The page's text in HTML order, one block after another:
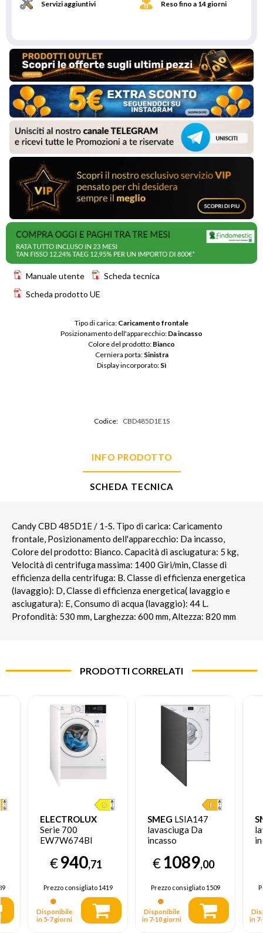
Servizi aggiuntivi Reso fino a 14 giorni
Manuale utente
Scheda tecnica
Scheda prodotto UE
Tipo di carica: Caricamento frontale
Posizionamento dell'apparecchio: Da incasso
Colore del prodotto: Bianco
Cerniera porta: Sinistra
Display incorporato: Sì
Codice: CBD485D1E1S
INFO PRODOTTO
SCHEDA TECNICA
Candy CBD 485D1E / 1-S. Tipo di carica: Caricamento
frontale, Posizionamento dell'apparecchio: Da incasso,
Colore del prodotto: Bianco. Capacità di asciugatura: 5 kg,
Velocità di centrifuga massima: 1400 Giri/min, Classe di
efficienza della centrifuga: B. Classe di efficienza energetica
(lavaggio): D, Classe di efficienza energetica( lavaggio e
asciugatura): E, Consumo di acqua (lavaggio): 44 L.
Profondità: 530 mm, Larghezza: 600 mm, Altezza: 820 mm
PRODOTTI CORRELATI
ELECTROLUX
Serie 700
EW7W674BI
incasso
Caricamento
frontale Bianco D
€940,71
Prezzo consigliato1419
Disponibile
in 5‑7 giorni
SMEG LSIA147
lavasciuga Da
incasso
frontale Bianco E
€1089,00
Prezzo consigliato1509
Disponibile
in 7‑10 giorni
in